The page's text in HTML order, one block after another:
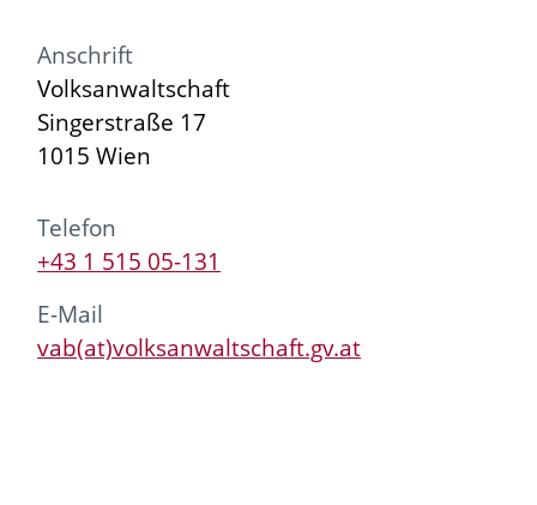
Anschrift
Volksanwaltschaft
Singerstraße 17
1015 Wien
Telefon
+43 1 515 05-131
E-Mail
vab(at)volksanwaltschaft.gv.at